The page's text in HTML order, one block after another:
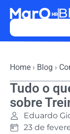
Home › Blog ›
Tudo o
sobre
Eduardo
23 de